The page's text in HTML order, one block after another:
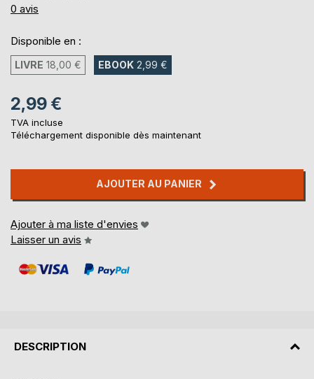
0%
0 avis
Disponible en :
LIVRE 18,00 € EBOOK 2,99 €
2,99 €
TVA incluse
Téléchargement disponible dès maintenant
AJOUTER AU PANIER
Ajouter à ma liste d'envies
Laisser un avis
DESCRIPTION